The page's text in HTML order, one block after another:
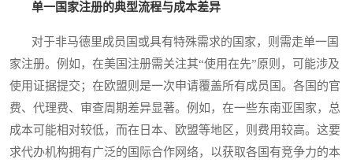
单一国家注册的典型流程与成本差异
对于非马德里成员国或具有特殊需求的国家，则需走单一国
家注册。例如，在美国注册需关注其“使用在先”原则，可能涉及
使用证据提交；在欧盟则是一次申请覆盖所有成员国。各国的官
费、代理费、审查周期差异显著。例如，在一些东南亚国家，总
成本可能相对较低，而在日本、欧盟等地区，则费用较高。这要
求代办机构拥有广泛的国际合作网络，以获取各国有竞争力的本